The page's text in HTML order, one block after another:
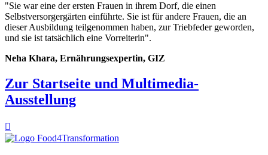
"Sie war eine der ersten Frauen in ihrem Dorf, die einen
Selbstversorgergärten einführte. Sie ist für andere Frauen, die an
dieser Ausbildung teilgenommen haben, zur Triebfeder geworden,
und sie ist tatsächlich eine Vorreiterin".
Neha Khara, Ernährungsexpertin, GIZ
Zur Startseite und Multimedia-
Ausstellung
